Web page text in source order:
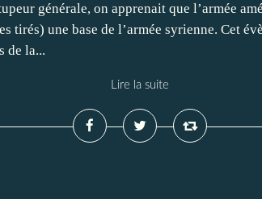
générale, on apprenait que l’armée
tirés) une base de l’armée syrienne. Cet
de la...
Lire la suite